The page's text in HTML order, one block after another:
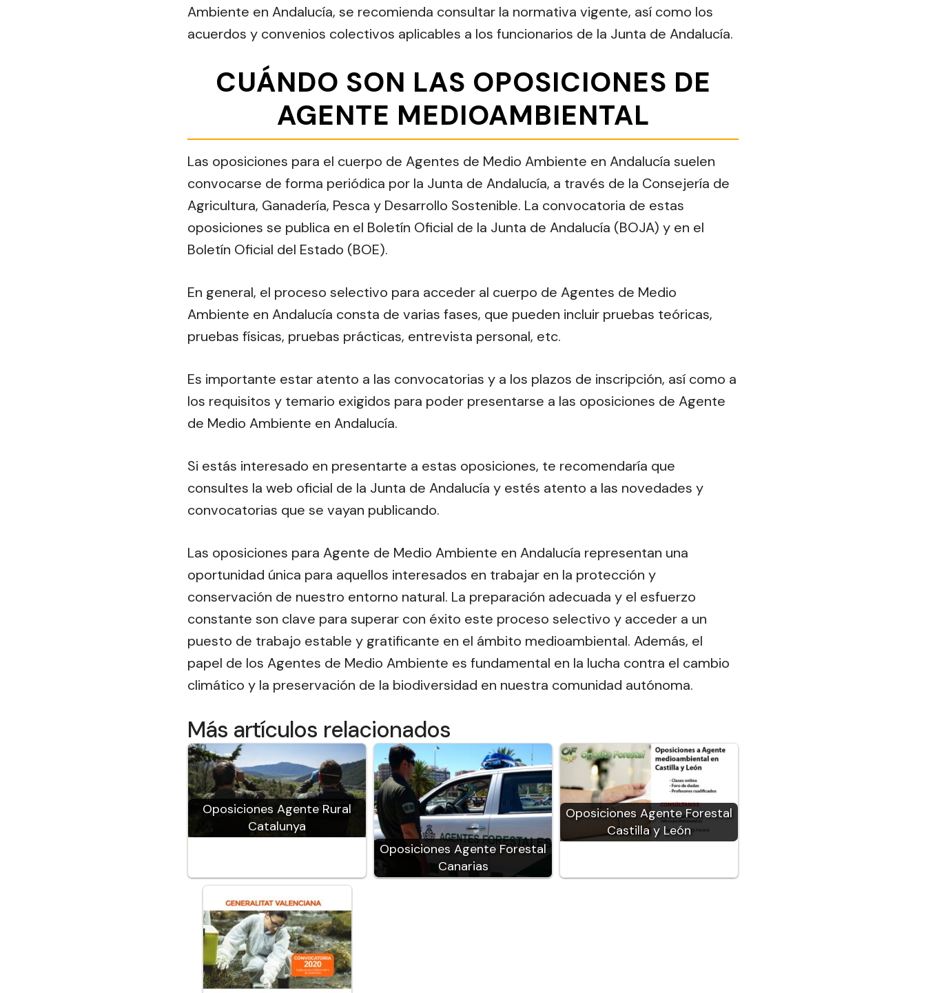
Ambiente en Andalucía, se recomienda consultar la normativa vigente, así como los
acuerdos y convenios colectivos aplicables a los funcionarios de la Junta de Andalucía.
CUÁNDO SON LAS OPOSICIONES DE
AGENTE MEDIOAMBIENTAL
Las oposiciones para el cuerpo de Agentes de Medio Ambiente en Andalucía suelen
convocarse de forma periódica por la Junta de Andalucía, a través de la Consejería de
Agricultura, Ganadería, Pesca y Desarrollo Sostenible. La convocatoria de estas
oposiciones se publica en el Boletín Oficial de la Junta de Andalucía (BOJA) y en el
Boletín Oficial del Estado (BOE).
En general, el proceso selectivo para acceder al cuerpo de Agentes de Medio
Ambiente en Andalucía consta de varias fases, que pueden incluir pruebas teóricas,
pruebas físicas, pruebas prácticas, entrevista personal, etc.
Es importante estar atento a las convocatorias y a los plazos de inscripción, así como a
los requisitos y temario exigidos para poder presentarse a las oposiciones de Agente
de Medio Ambiente en Andalucía.
Si estás interesado en presentarte a estas oposiciones, te recomendaría que
consultes la web oficial de la Junta de Andalucía y estés atento a las novedades y
convocatorias que se vayan publicando.
Las oposiciones para Agente de Medio Ambiente en Andalucía representan una
oportunidad única para aquellos interesados en trabajar en la protección y
conservación de nuestro entorno natural. La preparación adecuada y el esfuerzo
constante son clave para superar con éxito este proceso selectivo y acceder a un
puesto de trabajo estable y gratificante en el ámbito medioambiental. Además, el
papel de los Agentes de Medio Ambiente es fundamental en la lucha contra el cambio
climático y la preservación de la biodiversidad en nuestra comunidad autónoma.
Más artículos relacionados
Oposiciones Agente Rural
Catalunya
Oposiciones Agente Forestal
Canarias
Oposiciones Agente Forestal
Castilla y León